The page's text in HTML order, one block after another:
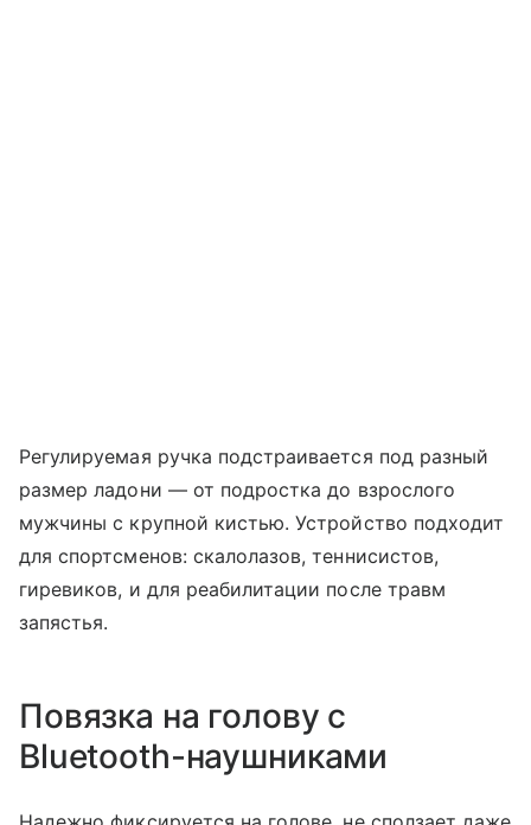
Регулируемая ручка подстраивается под разный
размер ладони — от подростка до взрослого
мужчины с крупной кистью. Устройство подходит
для спортсменов: скалолазов, теннисистов,
гиревиков, и для реабилитации после травм
запястья.
Повязка на голову с
Bluetooth-наушниками